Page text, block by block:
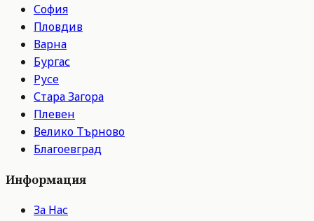
София
Пловдив
Варна
Бургас
Русе
Стара Загора
Плевен
Велико Търново
Благоевград
Информация
За Нас